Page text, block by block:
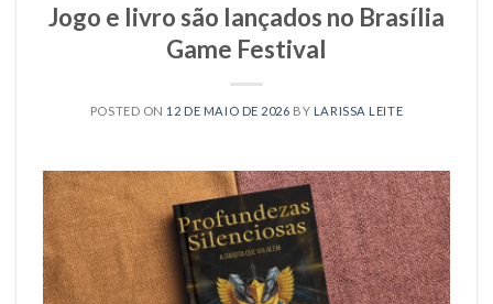
Jogo e livro são lançados no Brasília
Game Festival
POSTED ON 12 DE MAIO DE 2026 BY LARISSA LEITE